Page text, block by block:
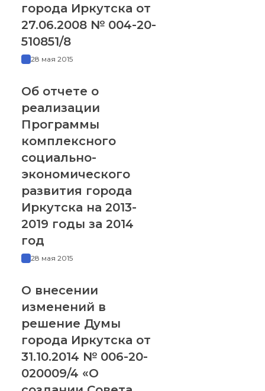
города Иркутска от
27.06.2008 № 004-20-
510851/8
28 мая 2015
Об отчете о
реализации
Программы
комплексного
социально-
экономического
развития города
Иркутска на 2013-
2019 годы за 2014
год
28 мая 2015
О внесении
изменений в
решение Думы
города Иркутска от
31.10.2014 № 006-20-
020009/4 «О